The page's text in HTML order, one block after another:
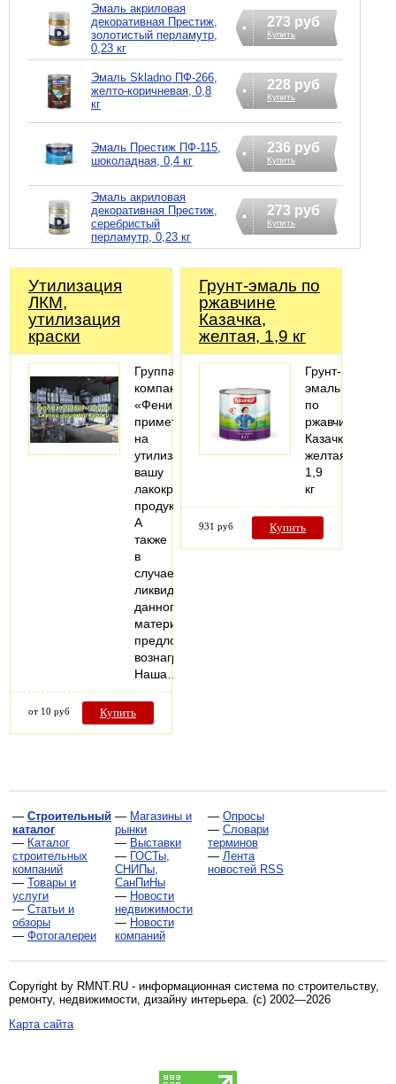
Эмаль акриловая
декоративная Престиж,
золотистый перламутр,
0,23 кг
273 руб
Купить
Эмаль Skladno ПФ-266,
желто-коричневая, 0,8
кг
228 руб
Купить
Эмаль Престиж ПФ-115,
шоколадная, 0,4 кг
236 руб
Купить
Эмаль акриловая
декоративная Престиж,
серебристый
перламутр, 0,23 кг
273 руб
Купить
Утилизация
ЛКМ,
утилизация
краски
Группа
компаний
«Феникс»
примет
на
утилизацию
вашу
лакокрасочную
продукцию.
А
также
в
случае
ликвидности
данного
материала
предложит
вознаграждение.
Наша…
от 10 руб Купить
Грунт-эмаль по
ржавчине
Казачка,
желтая, 1,9 кг
Грунт-
эмаль
по
ржавчине
Казачка,
желтая,
1,9
кг
931 руб Купить
— Строительный
каталог
— Каталог
строительных
компаний
— Товары и
услуги
— Статьи и
обзоры
— Фотогалереи
— Магазины и
рынки
— Выставки
— ГОСТы,
СНИПы,
СанПиНы
— Новости
недвижимости
— Новости
компаний
— Опросы
— Словари
терминов
— Лента
новостей RSS
Copyright by RMNT.RU - информационная система по строительству,
ремонту, недвижимости, дизайну интерьера . (c) 2002—2026
Карта сайта